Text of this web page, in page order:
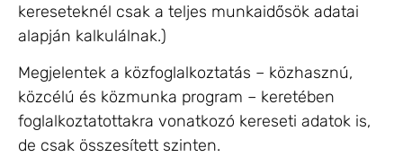
kereseteknél csak a teljes munkaidősök adatai
alapján kalkulálnak.)
Megjelentek a közfoglalkoztatás – közhasznú,
közcélú és közmunka program – keretében
foglalkoztatottakra vonatkozó kereseti adatok is,
de csak összesített szinten.